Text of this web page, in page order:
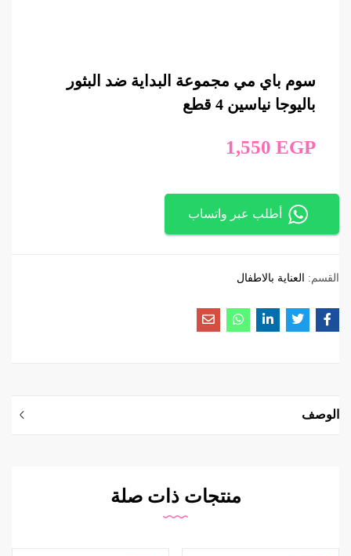
سوم باي مي مجموعة البداية ضد البثور
باليوجا نياسين 4 قطع
1,550 EGP
أطلب عبر واتساب
القسم: العناية بالاطفال
الوصف
منتجات ذات صلة